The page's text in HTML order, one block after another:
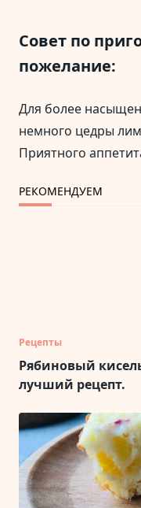
Совет по
пожелание:
Для более
немного цедры
Приятного
РЕКОМЕНДУЕМ
Рецепты
Рябиновый
лучший рецепт.